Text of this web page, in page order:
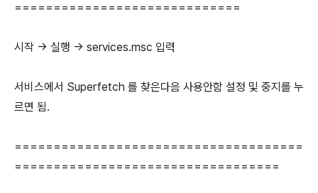
=============================
시작 -> 실행 -> services.msc 입력
서비스에서 Superfetch 를 찾은다음 사용안함 설정 및 중지를 누
르면 됨.
=====================================
==================================